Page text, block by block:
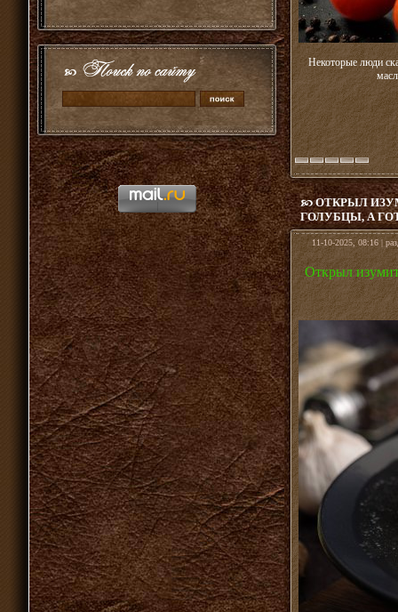
Некоторые люди
ОТКРЫЛ
ГОЛУБЦЫ, А
11-10-2025, 08:16 |
Открыл